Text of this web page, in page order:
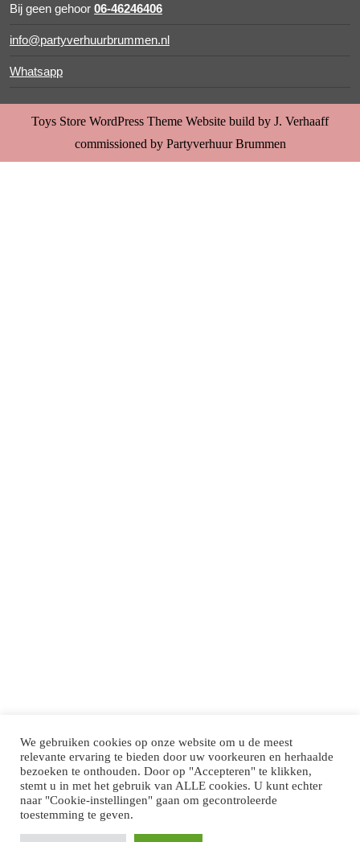
Bij geen gehoor 06-46246406
info@partyverhuurbrummen.nl
Whatsapp
Toys Store WordPress Theme Website build by J. Verhaaff
commissioned by Partyverhuur Brummen
We gebruiken cookies op onze website om u de meest
relevante ervaring te bieden door uw voorkeuren en herhaalde
bezoeken te onthouden. Door op "Accepteren" te klikken,
stemt u in met het gebruik van ALLE cookies. U kunt echter
naar "Cookie-instellingen" gaan om gecontroleerde
toestemming te geven.